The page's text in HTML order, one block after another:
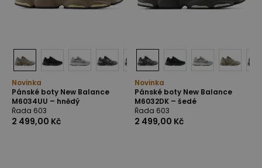
Novinka
Pánské boty New Balance
M6034UU – hnědý
Řada 603
2 499,00 Kč
Novinka
Pánské boty New Balance
M6032DK – šedé
Řada 603
2 499,00 Kč